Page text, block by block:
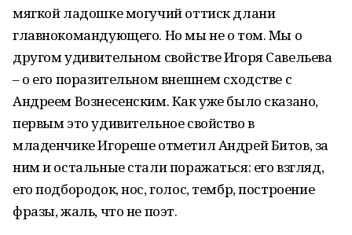
мягкой ладошке могучий оттиск длани
главнокомандующего. Но мы не о том. Мы о
другом удивительном свойстве Игоря Савельева
– о его поразительном внешнем сходстве с
Андреем Вознесенским. Как уже было сказано,
первым это удивительное свойство в
младенчике Игореше отметил Андрей Битов, за
ним и остальные стали поражаться: его взгляд,
его подбородок, нос, голос, тембр, построение
фразы, жаль, что не поэт.